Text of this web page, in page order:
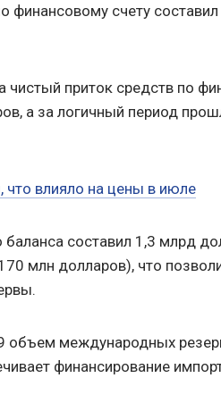
финансовому счету
чистый приток средств по
а за логичный период
что влияло на цены в июле
составил 1,3 млрд
млн долларов), что
объем международных
финансирование